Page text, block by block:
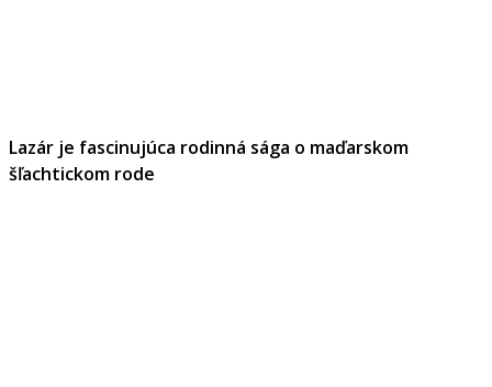
Lazár je fascinujúca rodinná sága o maďarskom
šľachtickom rode